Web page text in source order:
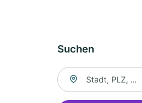
Suchen
Suche nach Ort